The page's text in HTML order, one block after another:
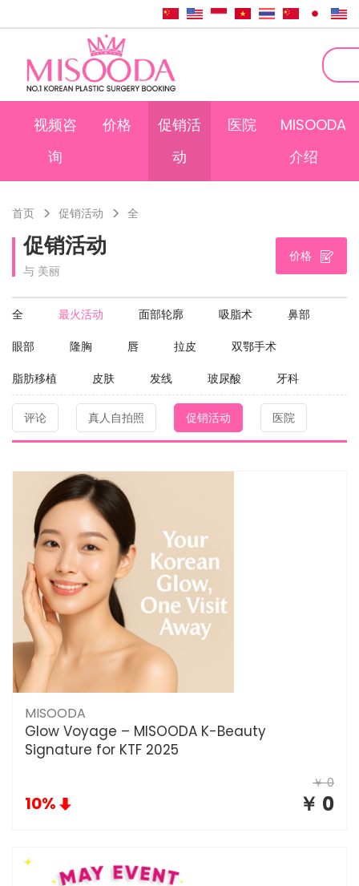
视频咨
询
价格
促销活
动
医院
MISOODA
介绍
首页 促销活动 全
促销活动
与 美丽
价格
全 最火活动 面部轮廓 吸脂术
鼻部
眼部
隆胸 唇 拉皮
双鄂手术
脂肪移植
皮肤 发线 玻尿酸 牙科
评论 真人自拍照 促销活动 医院
MISOODA
Glow Voyage – MISOODA K-Beauty
Signature for KTF 2025
￥ 0
10% ￥ 0